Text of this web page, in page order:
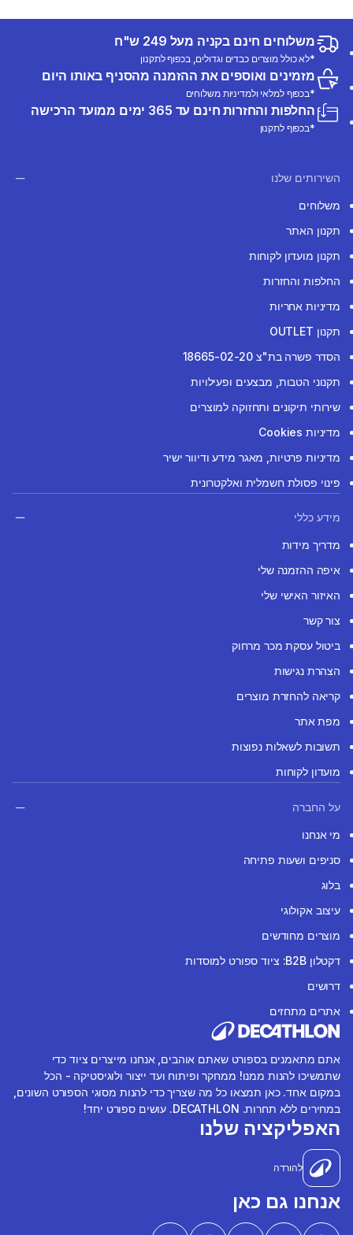
משלוחים חינם בקניה מעל 249 ש"ח
*לא כולל מוצרים כבדים וגדולים, בכפוף לתקנון
מזמינים ואוספים את ההזמנה מהסניף באותו היום
*בכפוף למלאי ולמדיניות משלוחים
החלפות והחזרות חינם עד 365 ימים ממועד הרכישה
*בכפוף לתקנון
השירותים שלנו
משלוחים
תקנון האתר
תקנון מועדון לקוחות
החלפות והחזרות
מדיניות אחריות
תקנון OUTLET
הסדר פשרה בת"צ 18665-02-20
תקנוני הטבות, מבצעים ופעילויות
שירותי תיקונים ותחזוקה למוצרים
מדיניות Cookies
מדיניות פרטיות, מאגר מידע ודיוור ישיר
פינוי פסולת חשמלית ואלקטרונית
מידע כללי
מדריך מידות
איפה ההזמנה שלי
האיזור האישי שלי
צור קשר
ביטול עסקת מכר מרחוק
הצהרת נגישות
קריאה להחזרת מוצרים
מפת אתר
תשובות לשאלות נפוצות
מועדון לקוחות
על החברה
מי אנחנו
סניפים ושעות פתיחה
בלוג
עיצוב אקולוגי
מוצרים מחודשים
דקטלון B2B: ציוד ספורט למוסדות
דרושים
אתרים מתחזים
אתם מתאמנים בספורט שאתם אוהבים, אנחנו מייצרים ציוד כדי
שתמשיכו להנות ממנו! ממחקר ופיתוח ועד ייצור ולוגיסטיקה - הכל
במקום אחד. כאן תמצאו כל מה שצריך כדי להנות מסוגי הספורט השונים,
במחירים ללא תחרות. DECATHLON. עושים ספורט יחד!
האפליקציה שלנו
להורדה
אנחנו גם כאן